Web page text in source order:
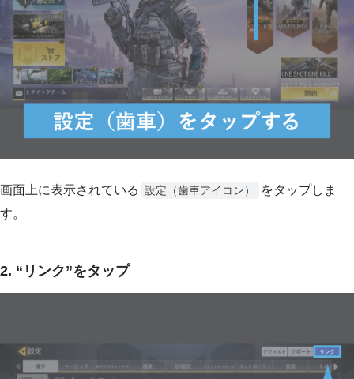
画面上に表示されている 設定（歯車アイコン）
をタップしま
す。
2. “リンク”をタップ